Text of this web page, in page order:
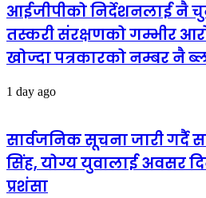
आईजीपीको निर्देशनलाई नै
तस्करी संरक्षणको गम्भीर
खोज्दा पत्रकारको नम्बर नै
1 day ago
सार्वजनिक सूचना जारी गर्दै
सिंह, योग्य युवालाई अवसर
प्रशंसा